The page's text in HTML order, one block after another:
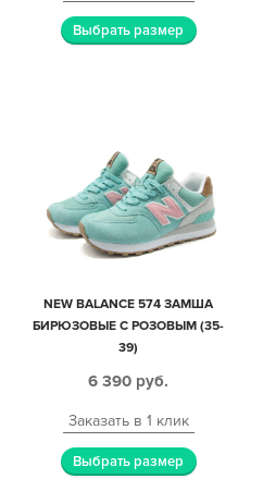
Выбрать размер
NEW BALANCE 574 ЗАМША
БИРЮЗОВЫЕ С РОЗОВЫМ (35-
39)
6 390 руб.
Заказать в 1 клик
Выбрать размер